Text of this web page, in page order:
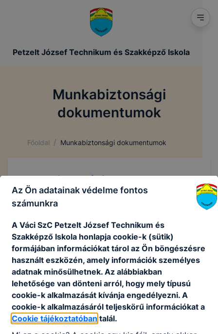
Petzelt József Technikum és Szakképző Iskola
Munkabiztonsági
dokumentumok
Főoldal / Munkabiztonsági dokumentumok
Munkabiztonsági dokumentumok
Tűzvédelmi szabályzat és munkahelyi
kockázatelemzés
Csatolt fájlok
Tűzvédelmi szabályzat
Letöltés
Az Ön adatainak védelme fontos
számunkra
A Váci SzC Petzelt József Technikum és
Szakképző Iskola honlapja cookie-k (sütik)
formájában információkat tárol az Ön böngészésre
használt eszközén, amely információk személyes
adatnak minősülhetnek. Az alábbiakban
lehetősége van dönteni arról, hogy mely típusú
cookie-k alkalmazását kívánja engedélyezni. A
cookie-k alkalmazásáról teljeskörű információkat a
Cookie tájékoztatóban talál.